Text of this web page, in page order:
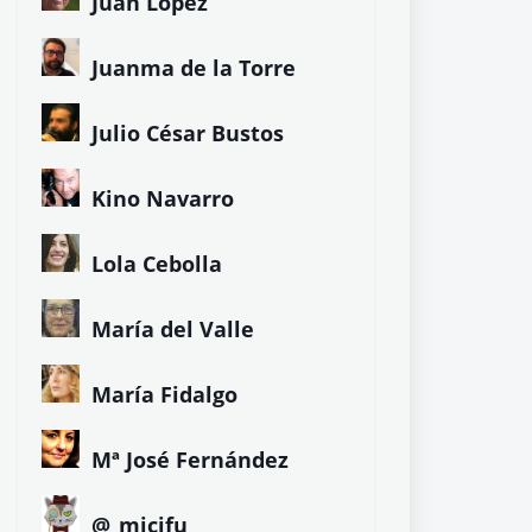
Juanma de la Torre
Julio César Bustos
Kino Navarro
Lola Cebolla
María del Valle
María Fidalgo
Mª José Fernández
@_micifu_